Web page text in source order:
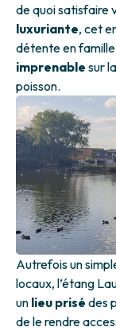
de quoi satisfaire
luxuriante, cet
détente en famille
imprenable sur
poisson.
Autrefois un
locaux, l’étang
un lieu prisé des
de le rendre